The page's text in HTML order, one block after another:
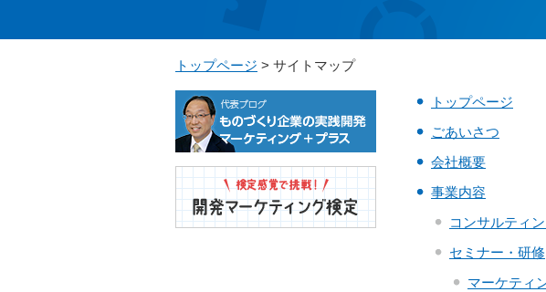
トップページ > サイトマップ
トップページ
ごあいさつ
会社概要
事業内容
コンサルティ
セミナー・研修
マーケティ